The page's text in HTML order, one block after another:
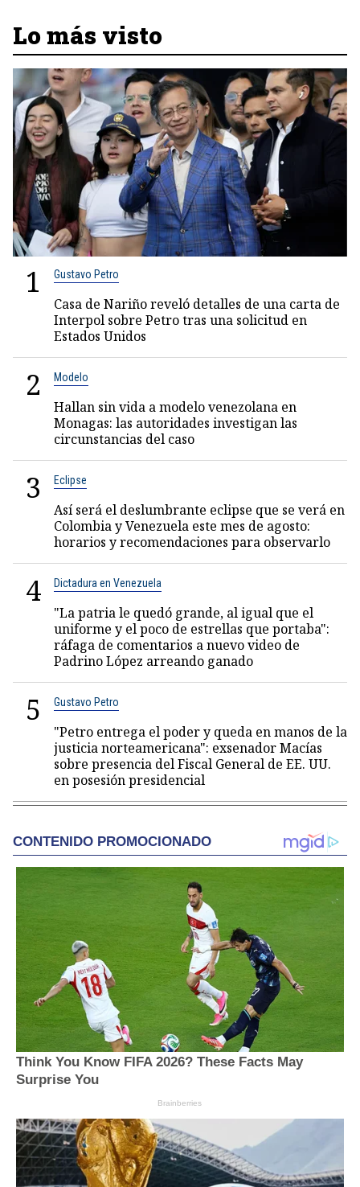
Lo más visto
1 Gustavo Petro
Casa de Nariño reveló detalles de una carta de
Interpol sobre Petro tras una solicitud en
Estados Unidos
2 Modelo
Hallan sin vida a modelo venezolana en
Monagas: las autoridades investigan las
circunstancias del caso
3 Eclipse
Así será el deslumbrante eclipse que se verá en
Colombia y Venezuela este mes de agosto:
horarios y recomendaciones para observarlo
4 Dictadura en Venezuela
"La patria le quedó grande, al igual que el
uniforme y el poco de estrellas que portaba":
ráfaga de comentarios a nuevo video de
Padrino López arreando ganado
5 Gustavo Petro
"Petro entrega el poder y queda en manos de la
justicia norteamericana": exsenador Macías
sobre presencia del Fiscal General de EE. UU.
en posesión presidencial